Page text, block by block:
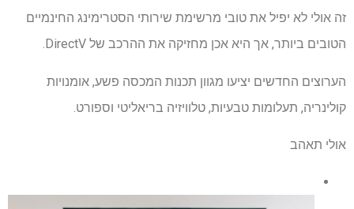
זה אולי לא יפיל את טובי מרשימת שירותי הסטרימינג החינמיים
הטובים ביותר, אך היא אכן מחזיקה את ההרכב של DirectV.
הערוצים החדשים יציעו מגוון תכנות המכסה פשע, אומנויות
קולינריה, תעלומות טבעיות, טלוויזיה בריאליטי וספורט.
אולי תאהב